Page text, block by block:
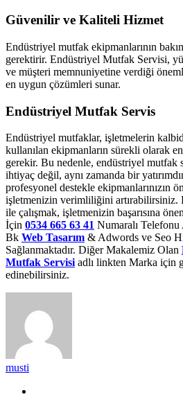
Güvenilir ve Kaliteli Hizmet
Endüstriyel mutfak ekipmanlarının
gerektirir. Endüstriyel Mutfak Servisi,
ve müşteri memnuniyetine verdiği
en uygun çözümleri sunar.
Endüstriyel Mutfak Servis
Endüstriyel mutfaklar, işletmelerin
kullanılan ekipmanların sürekli olarak
gerekir. Bu nedenle, endüstriyel mutfak
ihtiyaç değil, aynı zamanda bir
profesyonel destekle ekipmanlarınızın
işletmenizin verimliliğini artırabilirsiniz.
ile çalışmak, işletmenizin başarısına
İçin 0534 665 63 41 Numaralı
Bk Web Tasarım & Adwords ve Seo
Sağlanmaktadır. Diğer Makalemiz Olan
Mutfak Servisi adlı linkten Marka için
edinebilirsiniz.
musti